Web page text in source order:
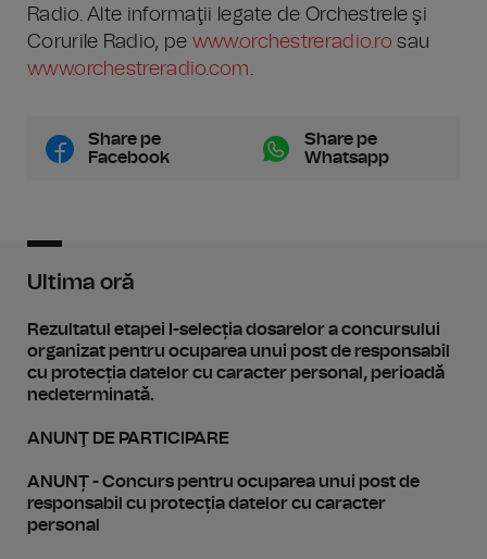
Radio. Alte informaţii legate de Orchestrele şi
Corurile Radio, pe www.orchestreradio.ro sau
www.orchestreradio.com.
Share pe
Facebook
Share pe
Whatsapp
Ultima oră
Rezultatul etapei I-selecția dosarelor a concursului
organizat pentru ocuparea unui post de responsabil
cu protecția datelor cu caracter personal, perioadă
nedeterminată.
ANUNŢ DE PARTICIPARE
ANUNȚ - Concurs pentru ocuparea unui post de
responsabil cu protecția datelor cu caracter
personal